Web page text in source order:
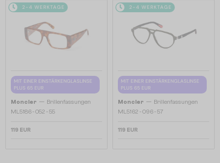
2-4 WERKTAGE
MIT EINER EINSTÄRKENGLASLINSE
PLUS 65 EUR
Moncler — Brillenfassungen
ML5186 - 052 - 55
119 EUR
2-4 WERKTAGE
MIT EINER EINSTÄRKENGLASLINSE
PLUS 65 EUR
Moncler — Brillenfassungen
ML5162 - 096 - 57
119 EUR